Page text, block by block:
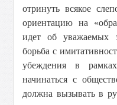
отринуть всякое
ориентацию на
идет об уважаемых
борьба с
убеждения в
начинаться с
должна вызывать в